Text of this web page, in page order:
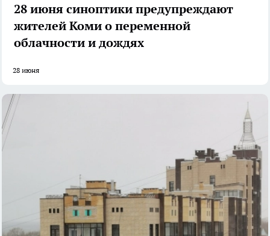
28 июня синоптики предупреждают
жителей Коми о переменной
облачности и дождях
28 июня